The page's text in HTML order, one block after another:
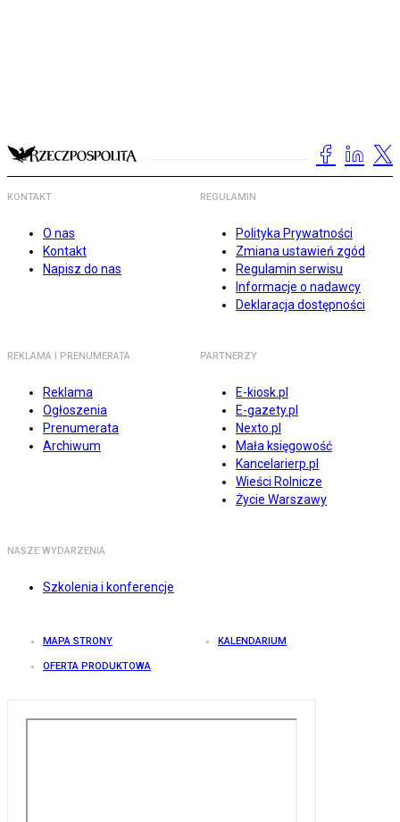
KONTAKT
O nas
Kontakt
Napisz do nas
REGULAMIN
Polityka Prywatności
Zmiana ustawień zgód
Regulamin serwisu
Informacje o nadawcy
Deklaracja dostępności
REKLAMA I PRENUMERATA
Reklama
Ogłoszenia
Prenumerata
Archiwum
PARTNERZY
E-kiosk.pl
E-gazety.pl
Nexto.pl
Mała księgowość
Kancelarierp.pl
Wieści Rolnicze
Życie Warszawy
NASZE WYDARZENIA
Szkolenia i konferencje
MAPA STRONY KALENDARIUM
OFERTA PRODUKTOWA